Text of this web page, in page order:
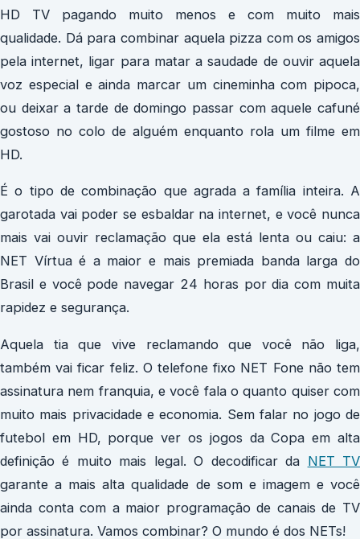
HD TV pagando muito menos e com muito mais
qualidade. Dá para combinar aquela pizza com os amigos
pela internet, ligar para matar a saudade de ouvir aquela
voz especial e ainda marcar um cineminha com pipoca,
ou deixar a tarde de domingo passar com aquele cafuné
gostoso no colo de alguém enquanto rola um filme em
HD.
É o tipo de combinação que agrada a família inteira. A
garotada vai poder se esbaldar na internet, e você nunca
mais vai ouvir reclamação que ela está lenta ou caiu: a
NET Vírtua é a maior e mais premiada banda larga do
Brasil e você pode navegar 24 horas por dia com muita
rapidez e segurança.
Aquela tia que vive reclamando que você não liga,
também vai ficar feliz. O telefone fixo NET Fone não tem
assinatura nem franquia, e você fala o quanto quiser com
muito mais privacidade e economia. Sem falar no jogo de
futebol em HD, porque ver os jogos da Copa em alta
definição é muito mais legal. O decodificar da NET TV
garante a mais alta qualidade de som e imagem e você
ainda conta com a maior programação de canais de TV
por assinatura. Vamos combinar? O mundo é dos NETs!